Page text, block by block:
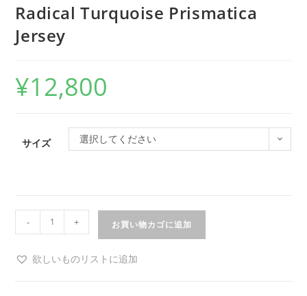
Radical Turquoise Prismatica
Jersey
¥12,800
サイズ 選択してください
- + お買い物カゴに追加
欲しいものリストに追加